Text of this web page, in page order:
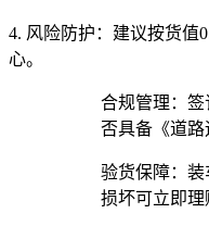
4. 风险防护： 建议按货值
心。
合规管理：
否具备《道路
验货保障：
损坏可立即理